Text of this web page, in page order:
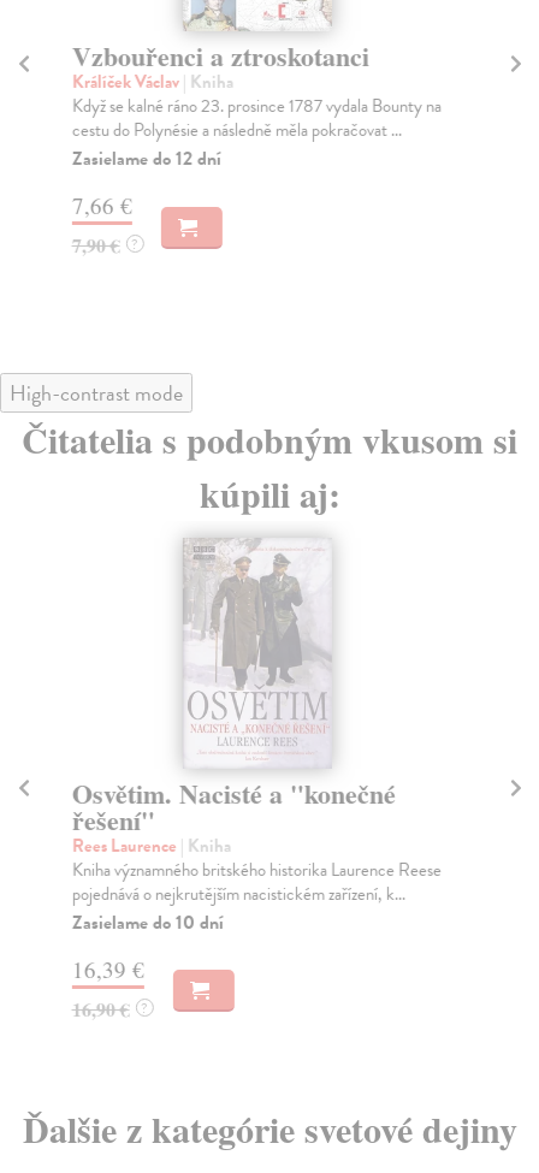
Vzbouřenci a ztroskotanci
Králíček Václav| Kniha
Když se kalné ráno 23. prosince 1787 vydala Bounty na
cestu do Polynésie a následně měla pokračovat ...
Zasielame do 12 dní
7,66 €
7,90 € ?
High-contrast mode
Čitatelia s podobným vkusom si
kúpili aj:
Osvětim. Nacisté a "konečné
řešení"
Rees Laurence | Kniha
Kniha významného britského historika Laurence Reese
pojednává o nejkrutějším nacistickém zařízení, k...
Zasielame do 10 dní
16,39 €
16,90 € ?
Ďalšie z kategórie svetové dejiny